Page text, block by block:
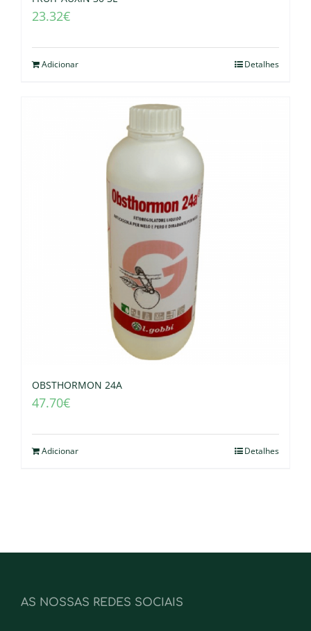
23.32€
Adicionar Detalhes
OBSTHORMON 24A
47.70€
Adicionar Detalhes
AS NOSSAS REDES SOCIAIS